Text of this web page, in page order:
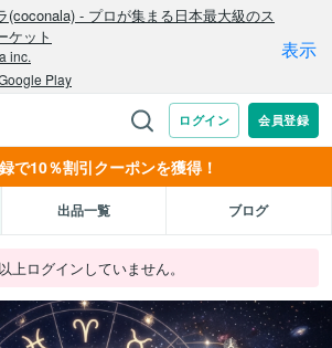
で10％割引クーポンを獲得！
出品一覧 ブログ
上ログインしていません。